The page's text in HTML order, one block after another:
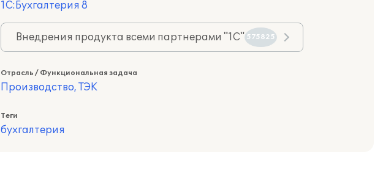
1С:Бухгалтерия 8
Внедрения продукта всеми партнерами "1С" 575825
Отрасль / Функциональная задача
Производство, ТЭК
Теги
бухгалтерия